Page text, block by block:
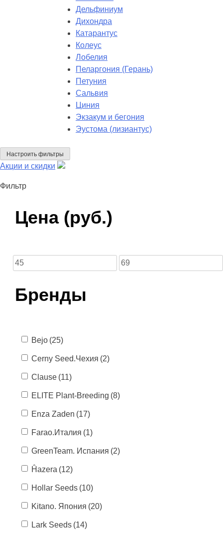
Дельфиниум
Дихондра
Катарантус
Колеус
Лобелия
Пеларгония (Герань)
Петуния
Сальвия
Циния
Экзакум и бегония
Эустома (лизиантус)
Настроить фильтры
Акции и скидки
Фильтр
Цена (руб.)
Бренды
Bejo (25)
Cerny Seed.Чехия (2)
Clause (11)
ELITE Plant-Breeding (8)
Enza Zaden (17)
Farao.Италия (1)
GreenTeam. Испания (2)
Ĥazera (12)
Hollar Seeds (10)
Kitano. Япония (20)
Lark Seeds (14)